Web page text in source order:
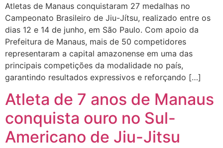
Atletas de Manaus conquistaram 27 medalhas no
Campeonato Brasileiro de Jiu-Jítsu, realizado entre os
dias 12 e 14 de junho, em São Paulo. Com apoio da
Prefeitura de Manaus, mais de 50 competidores
representaram a capital amazonense em uma das
principais competições da modalidade no país,
garantindo resultados expressivos e reforçando […]
Atleta de 7 anos de Manaus
conquista ouro no Sul-
Americano de Jiu-Jitsu